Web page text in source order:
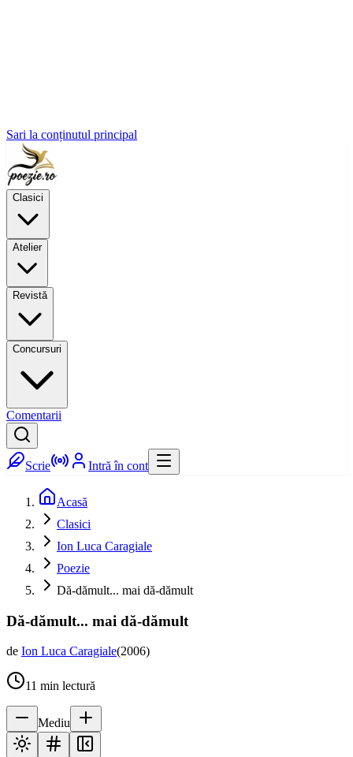
Sari la conținutul principal
Clasici
Atelier
Revistă
Concursuri
Comentarii
Scrie Intră în cont
Acasă
Clasici
Ion Luca Caragiale
Poezie
Dă-dămult... mai dă-dămult
Dă-dămult... mai dă-dămult
de Ion Luca Caragiale(2006)
11 min lectură
Mediu